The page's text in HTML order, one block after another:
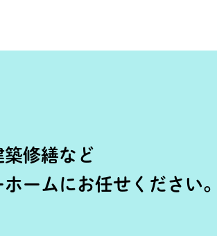
修繕など
ームにお任せください